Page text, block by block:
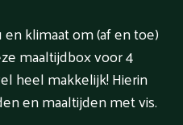
klimaat om (af en toe)
maaltijdbox voor 4
heel makkelijk! Hierin
en maaltijden met vis.